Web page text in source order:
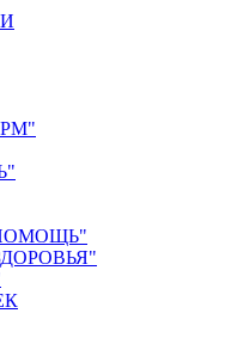
ПОМОЩЬ"